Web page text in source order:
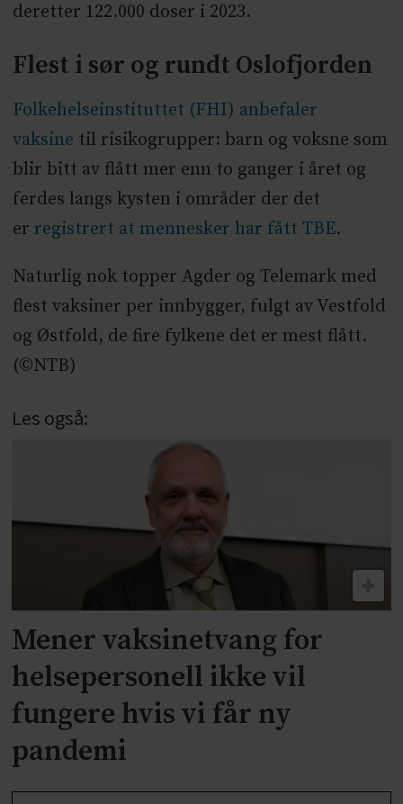
deretter 122.000 doser i 2023.
Flest i sør og rundt Oslofjorden
Folkehelseinstituttet (FHI) anbefaler
vaksine til risikogrupper: barn og voksne som
blir bitt av flått mer enn to ganger i året og
ferdes langs kysten i områder der det
er registrert at mennesker har fått TBE.
Naturlig nok topper Agder og Telemark med
flest vaksiner per innbygger, fulgt av Vestfold
og Østfold, de fire fylkene det er mest flått.
(©NTB)
Les også:
Mener vaksinetvang for
helsepersonell ikke vil
fungere hvis vi får ny
pandemi